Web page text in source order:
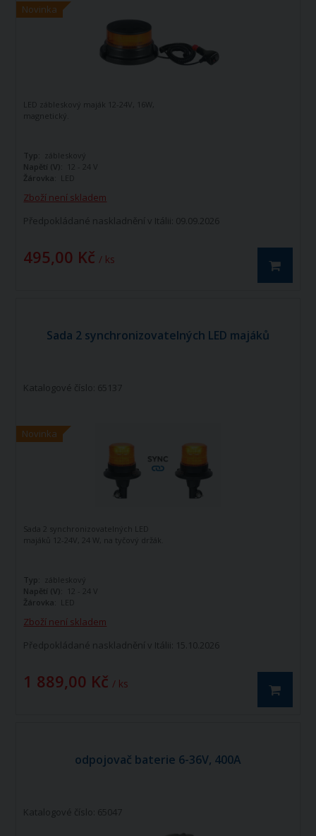
Novinka
Zboží není skladem
Předpokládané naskladnění v Itálii: 09.09.2026
495,00 Kč / ks
LED zábleskový maják 12-24V, 16W,
magnetický.
Typ: zábleskový
Napětí (V):
12 - 24 V
Žárovka: LED
Sada 2 synchronizovatelných LED majáků
Novinka
Katalogové číslo: 65137
Zboží není skladem
Předpokládané naskladnění v Itálii: 15.10.2026
1 889,00 Kč / ks
Sada 2 synchronizovatelných LED
majáků
12-24V, 24 W , na tyčový držák.
Typ: zábleskový
Napětí (V):
12 - 24 V
Žárovka: LED
odpojovač baterie 6-36V, 400A
Katalogové číslo: 65047